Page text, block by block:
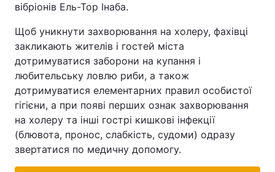
вібріонів Ель-Тор Інаба.
Щоб уникнути захворювання на холеру, фахівці
закликають жителів і гостей міста
дотримуватися заборони на купання і
любительську ловлю риби, а також
дотримуватися елементарних правил особистої
гігієни, а при появі перших ознак захворювання
на холеру та інші гострі кишкові інфекції
(блювота, пронос, слабкість, судоми) одразу
звертатися по медичну допомогу.